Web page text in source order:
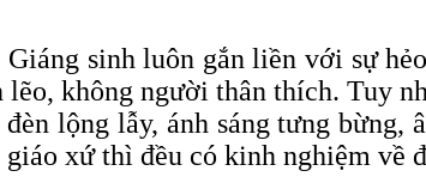
sinh luôn gắn liền với sự
không người thân thích. Tuy
lộng lẫy, ánh sáng tưng
xứ thì đều có kinh nghiệm về